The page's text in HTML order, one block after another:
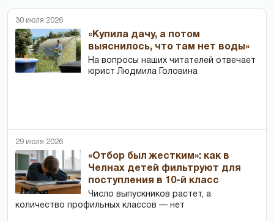
30 июля 2026
«Купила дачу, а потом
выяснилось, что там нет воды»
На вопросы наших читателей отвечает
юрист Людмила Головина
29 июля 2026
«Отбор был жестким»: как в
Челнах детей фильтруют для
поступления в 10-й класс
Число выпускников растет, а
количество профильных классов — нет